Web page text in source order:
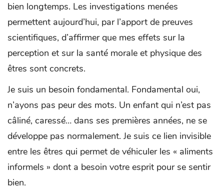
bien longtemps. Les investigations menées
permettent aujourd’hui, par l’apport de preuves
scientifiques, d’affirmer que mes effets sur la
perception et sur la santé morale et physique des
êtres sont concrets.
Je suis un besoin fondamental. Fondamental oui,
n’ayons pas peur des mots. Un enfant qui n’est pas
câliné, caressé… dans ses premières années, ne se
développe pas normalement. Je suis ce lien invisible
entre les êtres qui permet de véhiculer les « aliments
informels » dont a besoin votre esprit pour se sentir
bien.